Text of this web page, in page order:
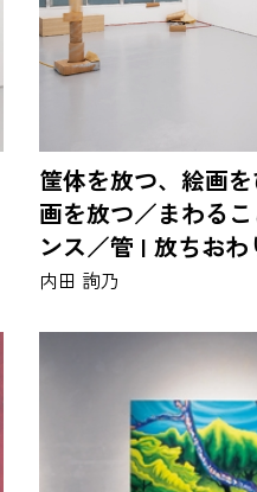
筐体を放つ、絵画
画を放つ／まわる
ンス／管 | 放ちおわ
内田 詢乃